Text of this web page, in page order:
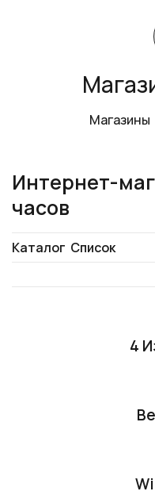
Магазины
Интернет-
часов
Каталог Список
4